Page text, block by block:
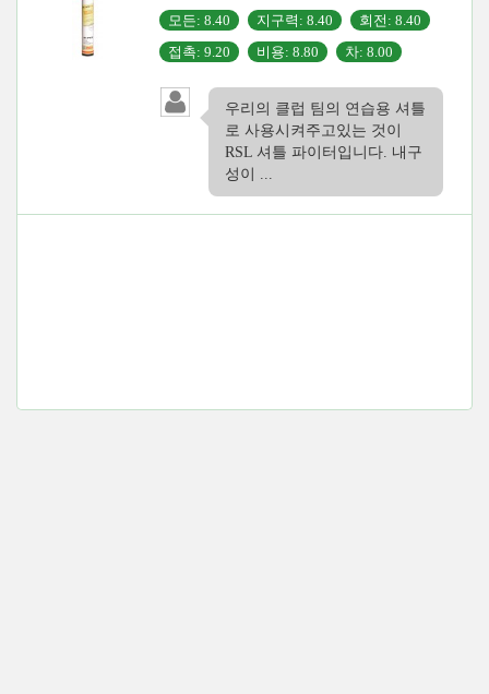
모든: 8.40
지구력: 8.40
회전: 8.40
접촉: 9.20
비용: 8.80 차: 8.00
우리의 클럽 팀의 연습용 셔틀
로 사용시켜주고있는 것이
RSL 셔틀 파이터입니다. 내구
성이 ...